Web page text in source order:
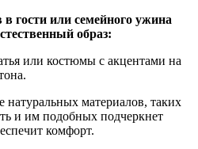
гости или семейного ужина
образ:
или костюмы с акцентами на
натуральных материалов, таких
и им подобных подчеркнет
комфорт.